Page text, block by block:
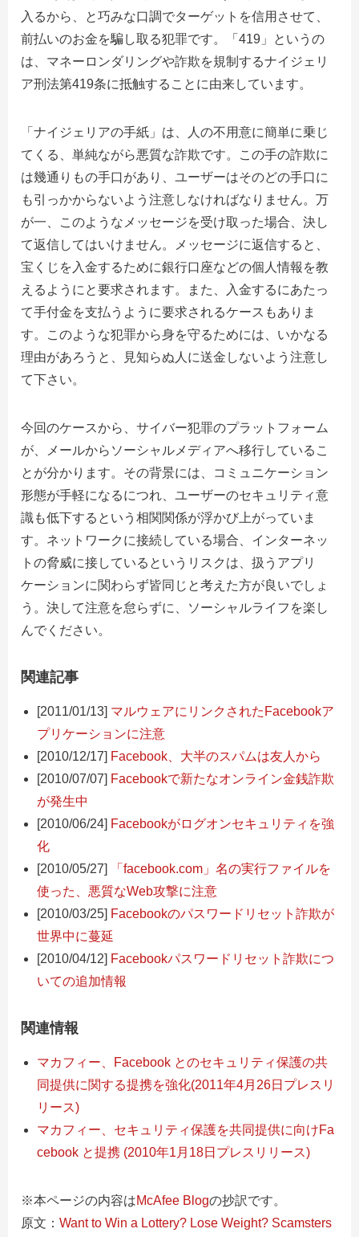
入るから、と巧みな口調でターゲットを信用させて、
前払いのお金を騙し取る犯罪です。「419」というの
は、マネーロンダリングや詐欺を規制するナイジェリ
ア刑法第419条に抵触することに由来しています。
「ナイジェリアの手紙」は、人の不用意に簡単に乗じ
てくる、単純ながら悪質な詐欺です。この手の詐欺に
は幾通りもの手口があり、ユーザーはそのどの手口に
も引っかからないよう注意しなければなりません。万
が一、このようなメッセージを受け取った場合、決し
て返信してはいけません。メッセージに返信すると、
宝くじを入金するために銀行口座などの個人情報を教
えるようにと要求されます。また、入金するにあたっ
て手付金を支払うように要求されるケースもありま
す。このような犯罪から身を守るためには、いかなる
理由があろうと、見知らぬ人に送金しないよう注意し
て下さい。
今回のケースから、サイバー犯罪のプラットフォーム
が、メールからソーシャルメディアへ移行しているこ
とが分かります。その背景には、コミュニケーション
形態が手軽になるにつれ、ユーザーのセキュリティ意
識も低下するという相関関係が浮かび上がっていま
す。ネットワークに接続している場合、インターネッ
トの脅威に接しているというリスクは、扱うアプリ
ケーションに関わらず皆同じと考えた方が良いでしょ
う。決して注意を怠らずに、ソーシャルライフを楽し
んでください。
関連記事
[2011/01/13] マルウェアにリンクされたFacebookア
プリケーションに注意
[2010/12/17] Facebook、大半のスパムは友人から
[2010/07/07] Facebookで新たなオンライン金銭詐欺
が発生中
[2010/06/24] Facebookがログオンセキュリティを強
化
[2010/05/27]
「facebook.com」名の実行ファイルを
使った、悪質なWeb攻撃に注意
[2010/03/25] Facebookのパスワードリセット詐欺が
世界中に蔓延
[2010/04/12] Facebookパスワードリセット詐欺につ
いての追加情報
関連情報
マカフィー、Facebook とのセキュリティ保護の共
同提供に関する提携を強化(2011年4月26日プレスリ
リース)
マカフィー、セキュリティ保護を共同提供に向けFa
cebook と提携 (2010年1月18日プレスリリース)
※本ページの内容はMcAfee Blogの抄訳です。
原文： Want to Win a Lottery? Lose Weight? Scamsters